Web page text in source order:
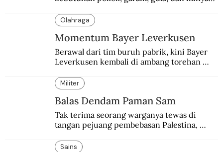
peringatan Hari Ibu.
Olahraga
Momentum Bayer Leverkusen
Berawal dari tim buruh pabrik, kini Bayer
Leverkusen kembali di ambang torehan
“Neverkusen”.
Militer
Balas Dendam Paman Sam
Tak terima seorang warganya tewas di
tangan pejuang pembebasan Palestina,
pembalasan.
Sains